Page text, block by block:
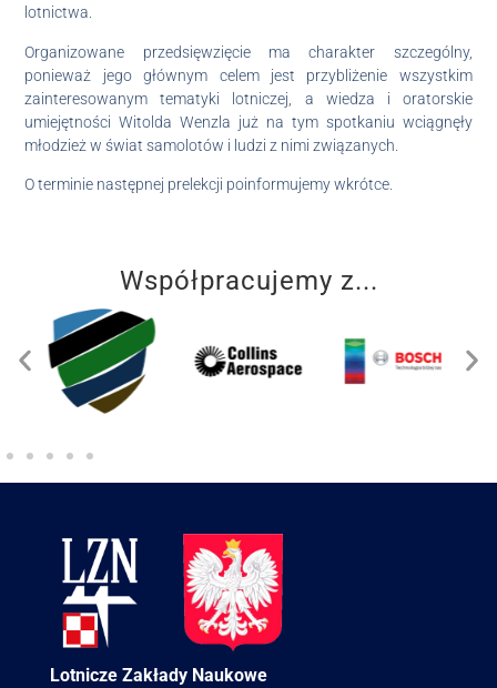
lotnictwa.
Organizowane przedsięwzięcie ma charakter szczególny,
ponieważ jego głównym celem jest przybliżenie wszystkim
zainteresowanym tematyki lotniczej, a wiedza i oratorskie
umiejętności Witolda Wenzla już na tym spotkaniu wciągnęły
młodzież w świat samolotów i ludzi z nimi związanych.
O terminie następnej prelekcji poinformujemy wkrótce.
Współpracujemy z...
Lotnicze Zakłady Naukowe